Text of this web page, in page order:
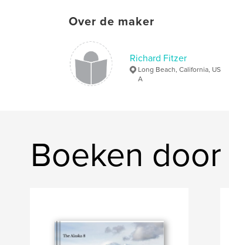
Over de maker
Richard Fitzer
Long Beach, California, US
A
Boeken